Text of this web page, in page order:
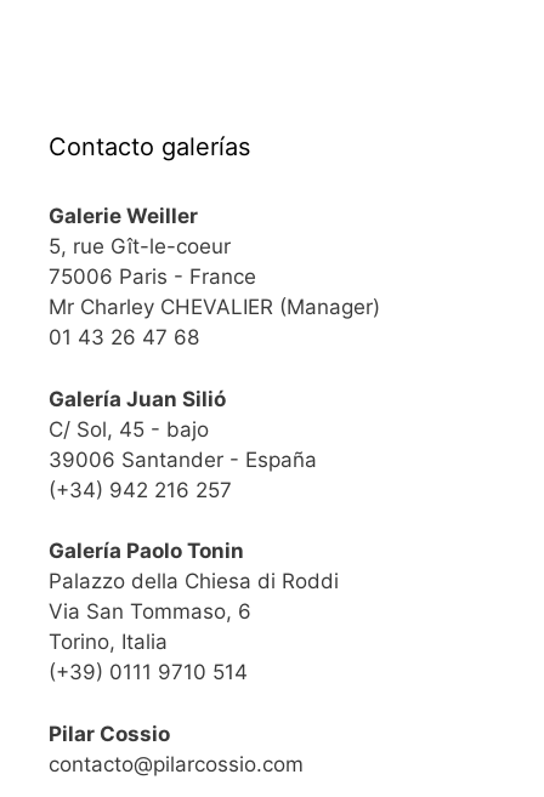
Contacto galerías
Galerie Weiller
5, rue Gît-le-coeur
75006 Paris - France
Mr Charley CHEVALIER (Manager)
01 43 26 47 68
Galería Juan Silió
C/ Sol, 45 - bajo
39006 Santander - España
(+34) 942 216 257
Galería Paolo Tonin
Palazzo della Chiesa di Roddi
Via San Tommaso, 6
Torino, Italia
(+39) 0111 9710 514
Pilar Cossio
contacto@pilarcossio.com